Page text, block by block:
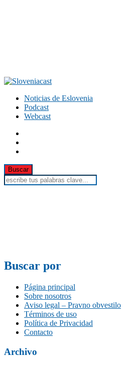
Noticias de Eslovenia
Podcast
Webcast
Buscar por
Página principal
Sobre nosotros
Aviso legal – Pravno obvestilo
Términos de uso
Política de Privacidad
Contacto
Archivo